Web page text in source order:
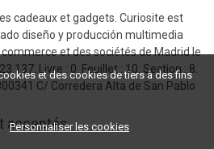
cadeaux et gadgets. Curiosite est
diseño y producción multimedia
et des sociétés de Madrid le
Livre : 0. Feuillet : 10. Section : 8.
C/ Corredera Alta de San Pablo
et des cookies de tiers à des fins
Personnaliser les cookies